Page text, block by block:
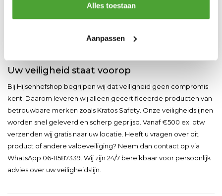
Alles toestaan
Aanpassen
Deze veiligheidslijn vraagt minimaal onderhoud maar moet wel
droge plaats en vermijd contact met scherpe voorwerpen. Bij
Uw veiligheid staat voorop
Bij Hijsenhefshop begrijpen wij dat veiligheid geen compromis
kent. Daarom leveren wij alleen gecertificeerde producten van
betrouwbare merken zoals Kratos Safety. Onze veiligheidslijnen
worden snel geleverd en scherp geprijsd. Vanaf €500 ex. btw
verzenden wij gratis naar uw locatie. Heeft u vragen over dit
product of andere valbeveiliging? Neem dan contact op via
WhatsApp 06-11587339. Wij zijn 24/7 bereikbaar voor persoonlijk
advies over uw veiligheidslijn.